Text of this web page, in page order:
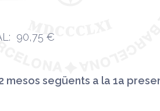
90,75 €
següents a la 1a